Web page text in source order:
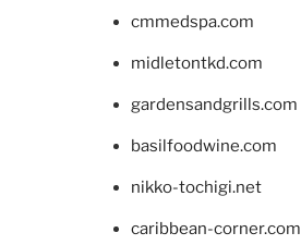
cmmedspa.com
midletontkd.com
gardensandgrills.com
basilfoodwine.com
nikko-tochigi.net
caribbean-corner.com